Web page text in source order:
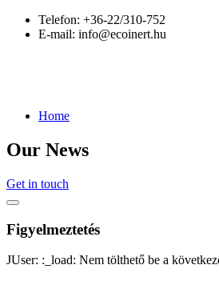
Telefon: +36-22/310-752
E-mail: info@ecoinert.hu
Home
Our News
Get in touch
Figyelmeztetés
JUser: :_load: Nem tölthető be a